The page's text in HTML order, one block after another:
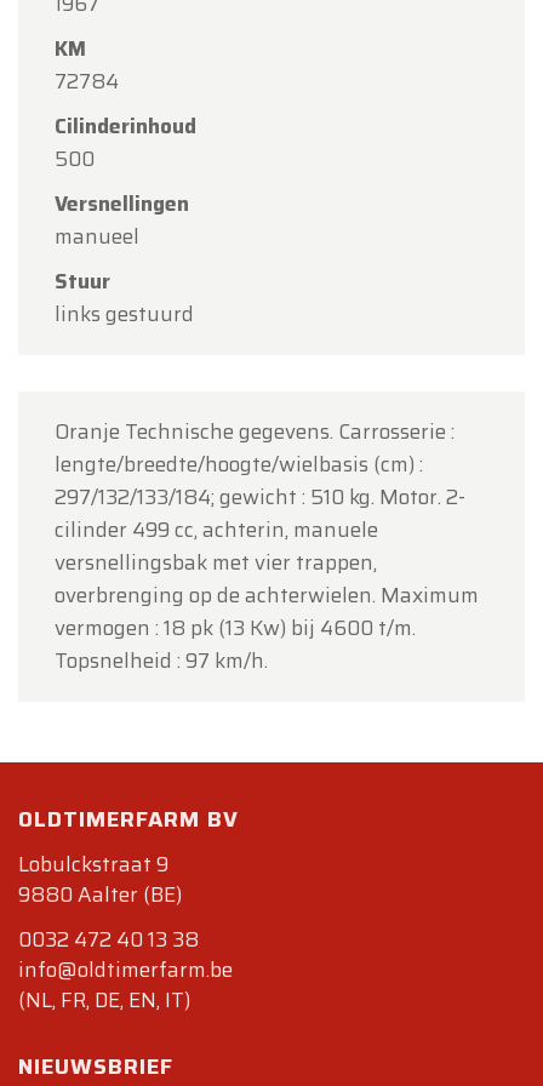
KM
72784
Cilinderinhoud
500
Versnellingen
manueel
Stuur
links gestuurd
Oranje Technische gegevens. Carrosserie :
lengte/breedte/hoogte/wielbasis (cm) :
297/132/133/184; gewicht : 510 kg. Motor. 2-
cilinder 499 cc, achterin, manuele
versnellingsbak met vier trappen,
overbrenging op de achterwielen. Maximum
vermogen : 18 pk (13 Kw) bij 4600 t/m.
Topsnelheid : 97 km/h.
OLDTIMERFARM BV
Lobulckstraat 9
9880 Aalter (BE)
0032 472 40 13 38
info@oldtimerfarm.be
(NL, FR, DE, EN, IT)
NIEUWSBRIEF